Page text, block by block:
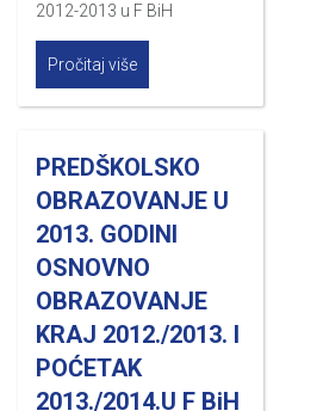
2012-2013 u F BiH
Pročitaj više
PREDŠKOLSKO
OBRAZOVANJE U
2013. GODINI
OSNOVNO
OBRAZOVANJE
KRAJ 2012./2013. I
POĆETAK
2013./2014.U F BiH